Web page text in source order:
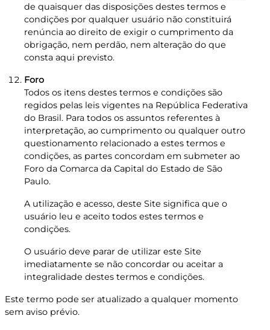
de quaisquer das disposições destes termos e
condições por qualquer usuário não constituirá
renúncia ao direito de exigir o cumprimento da
obrigação, nem perdão, nem alteração do que
consta aqui previsto.
Foro
Todos os itens destes termos e condições são
regidos pelas leis vigentes na República Federativa
do Brasil. Para todos os assuntos referentes à
interpretação, ao cumprimento ou qualquer outro
questionamento relacionado a estes termos e
condições, as partes concordam em submeter ao
Foro da Comarca da Capital do Estado de São
Paulo.
A utilização e acesso, deste Site significa que o
usuário leu e aceito todos estes termos e
condições.
O usuário deve parar de utilizar este Site
imediatamente se não concordar ou aceitar a
integralidade destes termos e condições.
Este termo pode ser atualizado a qualquer momento
sem aviso prévio.